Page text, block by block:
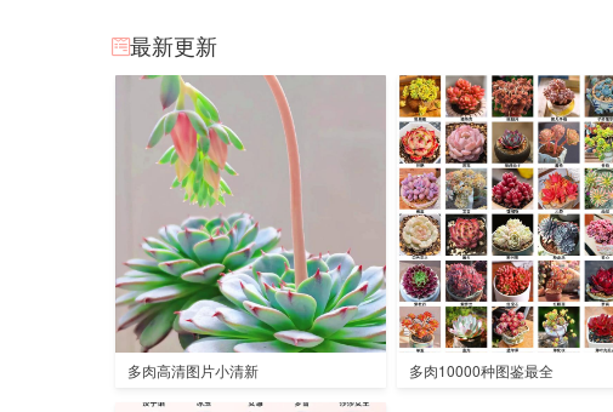
最新更新
多肉高清图片小清新 多肉10000种图鉴最全